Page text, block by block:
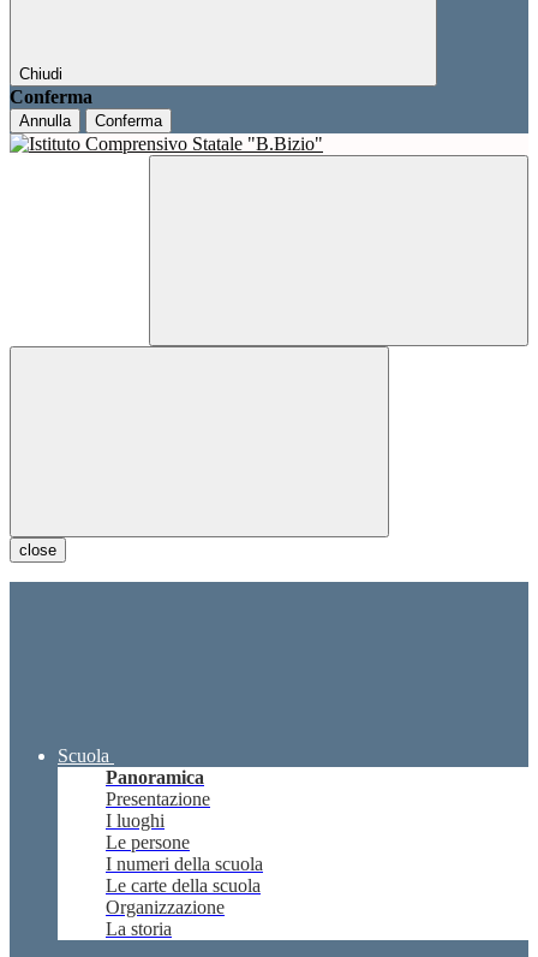
Chiudi
Conferma
Annulla Conferma
close
Scuola
Panoramica
Presentazione
I luoghi
Le persone
I numeri della scuola
Le carte della scuola
Organizzazione
La storia